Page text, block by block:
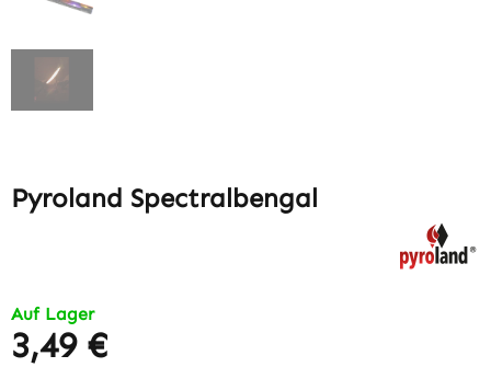
Pyroland Spectralbengal
Auf Lager
Regulärer Preis:
3,49 €